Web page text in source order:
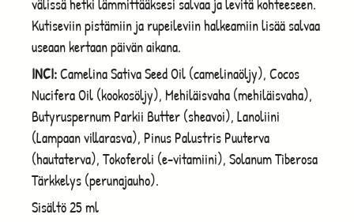
välissä hetki lämmittääksesi salvaa ja levitä kohteeseen.
Kutiseviin pistämiin ja rupeileviin halkeamiin lisää salvaa
useaan kertaan päivän aikana.
INCI:Camelina Sativa Seed Oil (camelinaöljy), Cocos
Nucifera Oil (kookosöljy), Mehiläisvaha (mehiläisvaha),
Butyruspernum Parkii Butter (sheavoi), Lanoliini
(Lampaan villarasva), Pinus Palustris Puuterva
(hautaterva), Tokoferoli (e-vitamiini), Solanum Tiberosa
Tärkkelys (perunajauho).
Sisältö 25 ml